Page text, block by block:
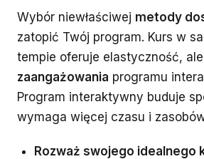
Wybór niewłaściwej metody
zatopić Twój program. Kurs w
tempie oferuje elastyczność,
zaangażowania programu
Program interaktywny buduje
wymaga więcej czasu i
Rozważ swojego idealnego